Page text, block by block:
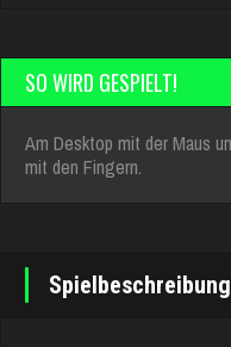
SO WIRD GESPIELT!
Am Desktop mit der Maus
mit den Fingern.
Spielbeschreibung